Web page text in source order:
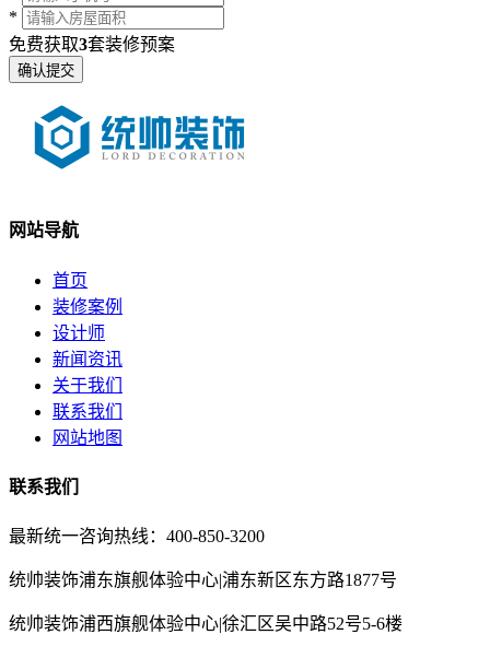
*
免费获取3套装修预案
网站导航
首页
装修案例
设计师
新闻资讯
关于我们
联系我们
网站地图
联系我们
最新统一咨询热线：400-850-3200
统帅装饰浦东旗舰体验中心|浦东新区东方路1877号
统帅装饰浦西旗舰体验中心|徐汇区吴中路52号5-6楼